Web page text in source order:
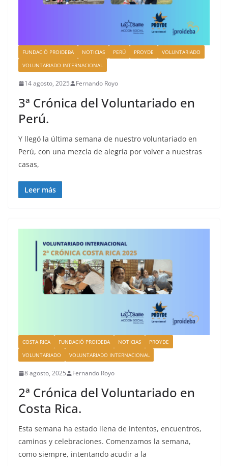
FUNDACIÓ PROIDEBA NOTICIAS PERÚ PROYDE
VOLUNTARIADO
VOLUNTARIADO INTERNACIONAL
14 agosto, 2025 Fernando Royo
3ª Crónica del Voluntariado en
Perú.
Y llegó la última semana de nuestro voluntariado en
Perú, con una mezcla de alegría por volver a nuestras
casas,
Leer más
COSTA RICA FUNDACIÓ PROIDEBA NOTICIAS
PROYDE
VOLUNTARIADO
VOLUNTARIADO INTERNACIONAL
8 agosto, 2025 Fernando Royo
2ª Crónica del Voluntariado en
Costa Rica.
Esta semana ha estado llena de intentos, encuentros,
caminos y celebraciones. Comenzamos la semana,
como siempre, intentando acudir a la